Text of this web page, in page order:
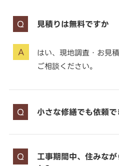
見積りは無料ですか
はい、現地調査・お見
ご相談ください。
小さな修繕でも依頼
工事期間中、住みな